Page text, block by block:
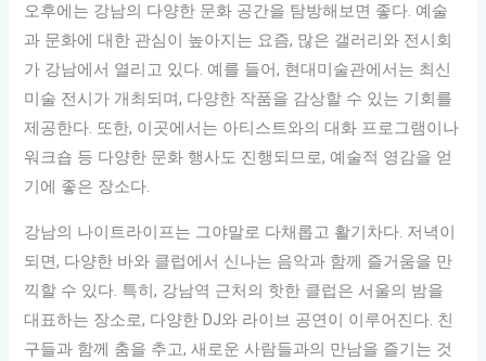
오후에는 강남의 다양한 문화 공간을 탐방해보면 좋다. 예술
과 문화에 대한 관심이 높아지는 요즘, 많은 갤러리와 전시회
가 강남에서 열리고 있다. 예를 들어, 현대미술관에서는 최신
미술 전시가 개최되며, 다양한 작품을 감상할 수 있는 기회를
제공한다. 또한, 이곳에서는 아티스트와의 대화 프로그램이나
워크숍 등 다양한 문화 행사도 진행되므로, 예술적 영감을 얻
기에 좋은 장소다.
강남의 나이트라이프는 그야말로 다채롭고 활기차다. 저녁이
되면, 다양한 바와 클럽에서 신나는 음악과 함께 즐거움을 만
끽할 수 있다. 특히, 강남역 근처의 핫한 클럽은 서울의 밤을
대표하는 장소로, 다양한 DJ와 라이브 공연이 이루어진다. 친
구들과 함께 춤을 추고, 새로운 사람들과의 만남을 즐기는 것